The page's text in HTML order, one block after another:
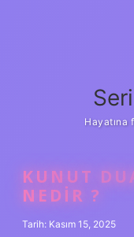
Hayatına
KUNUT
NEDIR ?
Tarih: Kasım 15, 2025